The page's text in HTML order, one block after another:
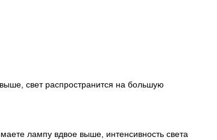
свет распространится на большую
лампу вдвое выше, интенсивность света